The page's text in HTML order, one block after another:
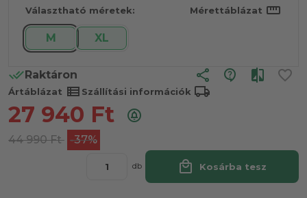
Választható méretek: Mérettáblázat straighten
M XL
Raktáron share
Ártáblázat view_list Szállítási információk local_shipping
27 940 Ft
44 990 Ft -37%
db local_mall Kosárba tesz